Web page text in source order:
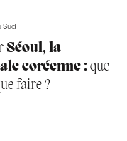
Sud
Séoul, la
coréenne :que
faire ?